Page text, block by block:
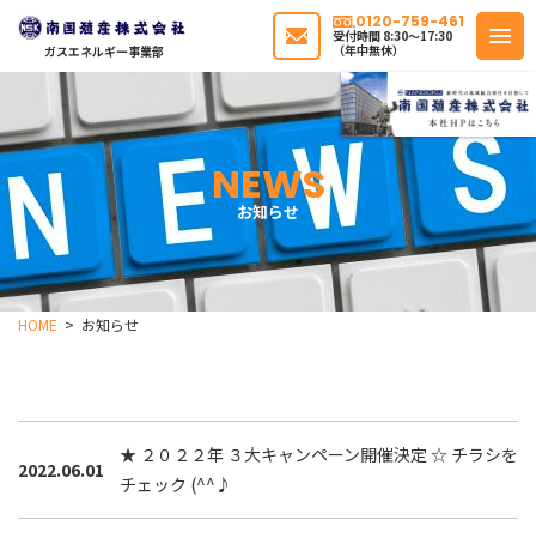
ガスエネルギー事業部
0120-759-461
受付時間 8:30〜17:30
（年中無休）
NEWS
お知らせ
HOME お知らせ
2022.06.01
★ ２０２２年 ３大キャンペーン開催決定 ☆ チラシを
チェック (^^♪